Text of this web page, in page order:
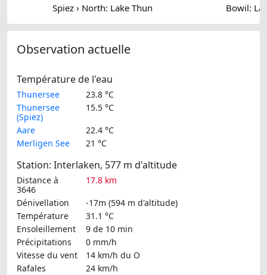
Spiez › North: Lake Thun Bowil:
Observation actuelle
Température de l'eau
Thunersee
23.8 °C
Thunersee
(Spiez)
15.5 °C
Aare
22.4 °C
Merligen See
21 °C
Station: Interlaken, 577 m d'altitude
Distance à
3646
17.8 km
Dénivellation
-17m (594 m d'altitude)
Température
31.1 °C
Ensoleillement
9 de 10 min
Précipitations
0 mm/h
Vitesse du vent
14 km/h du O
Rafales
24 km/h